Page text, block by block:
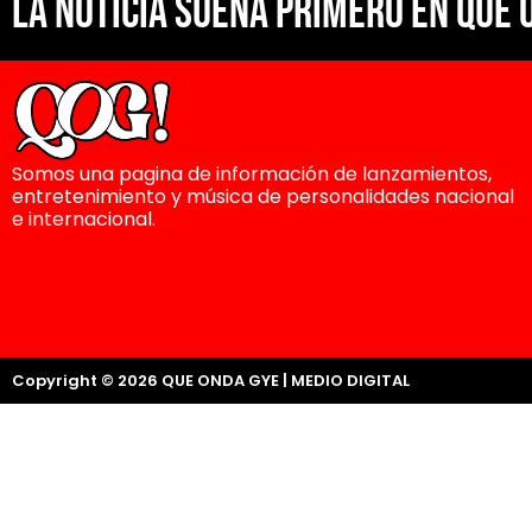
La noticia suena primero en Que
Somos una pagina de información de lanzamientos,
entretenimiento y música de personalidades nacional
e internacional.
Copyright © 2026 QUE ONDA GYE | MEDIO DIGITAL